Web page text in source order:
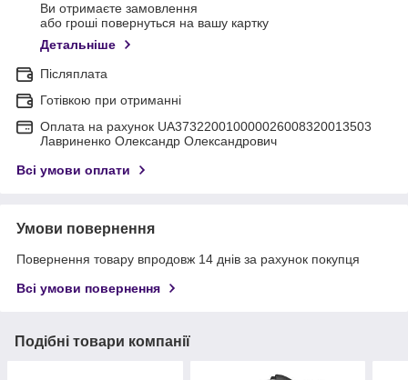
Ви отримаєте замовлення
або гроші повернуться на вашу картку
Детальніше
Післяплата
Готівкою при отриманні
Оплата на рахунок UA373220010000026008320013503
Лавриненко Олександр Олександрович
Всі умови оплати
Умови повернення
Повернення товару впродовж 14 днів за рахунок покупця
Всі умови повернення
Подібні товари компанії